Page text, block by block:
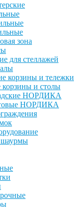
зона
для стеллажей
корзины и тележки
и столы
НОРДИКА
НОРДИКА
шаурмы